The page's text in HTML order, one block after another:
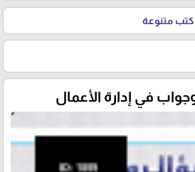
كتب متنوعة